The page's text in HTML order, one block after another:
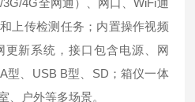
4G全网通）、网口、WiFi通
上传检测任务；内置操作视频
更新系统，接口包含电源、网
型、USB B型、SD；箱仪一体
、户外等多场景。